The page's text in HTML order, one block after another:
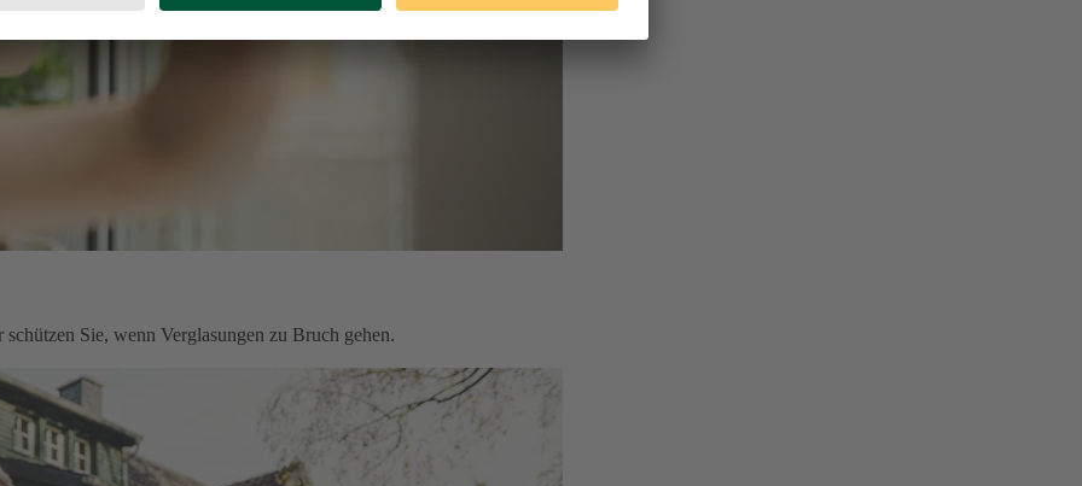
Sie, wenn Verglasungen zu Bruch gehen.